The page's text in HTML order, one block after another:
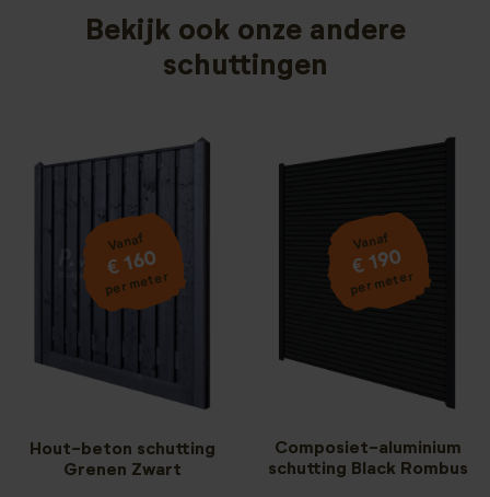
Bekijk ook onze andere
schuttingen
Vanaf
€ 160
per meter
Hout-beton schutting
Grenen Zwart
Vanaf
€ 190
per meter
Composiet-aluminium
schutting Black Rombus